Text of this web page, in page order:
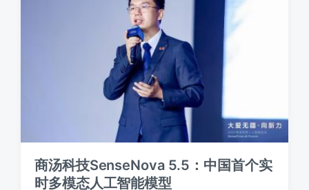
商汤科技SenseNova 5.5：中国首个实
时多模态人工智能模型